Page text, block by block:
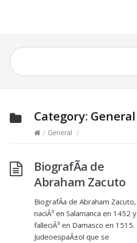
Category: General
/ General /
BiografÃ­a de
Abraham Zacuto
BiografÃ­a de Abraham Zacuto,
naciÃ³ en Salamanca en 1452 y
falleciÃ³ en Damasco en 1515.
JudeoespaÃ±ol que se